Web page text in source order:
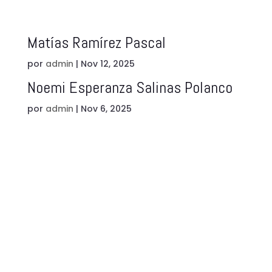
Matías Ramírez Pascal
por admin | Nov 12, 2025
Noemi Esperanza Salinas Polanco
por admin | Nov 6, 2025